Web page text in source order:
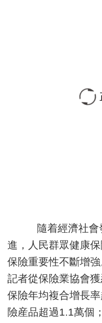
隨着經濟社會發
進，人民群眾健康
保險重要性不斷增強
記者從保險業協會
保險年均複合增長
險産品超過1.1萬個